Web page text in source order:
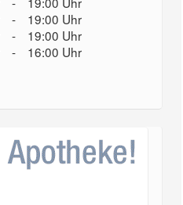
-
19:00 Uhr
-
19:00 Uhr
- 16:00 Uhr